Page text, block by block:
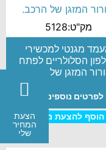
מק"ט:5128
מגנטי למכשירי
הסלולריים לפתח
המזגן של הרכב.
לפרטים נוספים >>
הוסף להצעת מחירהצעת
המחיר
שלי